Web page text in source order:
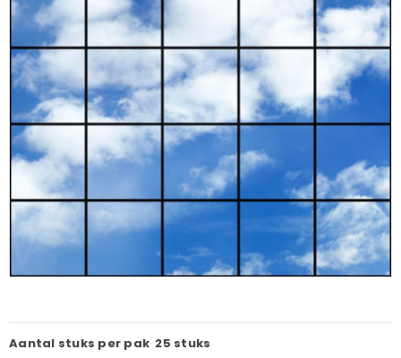
Aantal stuks per pak 25 stuks